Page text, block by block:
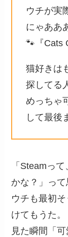
ウチが実
にゃああ
🐾『Cats
猫好きは
探してる
めっちゃ
して最後
「Steamっ
かな？」っ
ウチも最初
けてもうた。
見た瞬間「